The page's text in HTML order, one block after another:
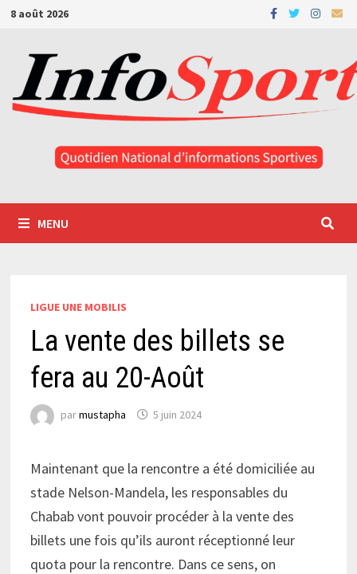
Passer
contenu
8 août 2026
MENU
LIGUE UNE MOBILIS
La vente des billets se
fera au 20-Août
parmustapha 5 juin 2024
Maintenant que la rencontre a été domiciliée au
stade Nelson-Mandela, les responsables du
Chabab vont pouvoir procéder à la vente des
billets une fois qu’ils auront réceptionné leur
quota pour la rencontre. Dans ce sens, on